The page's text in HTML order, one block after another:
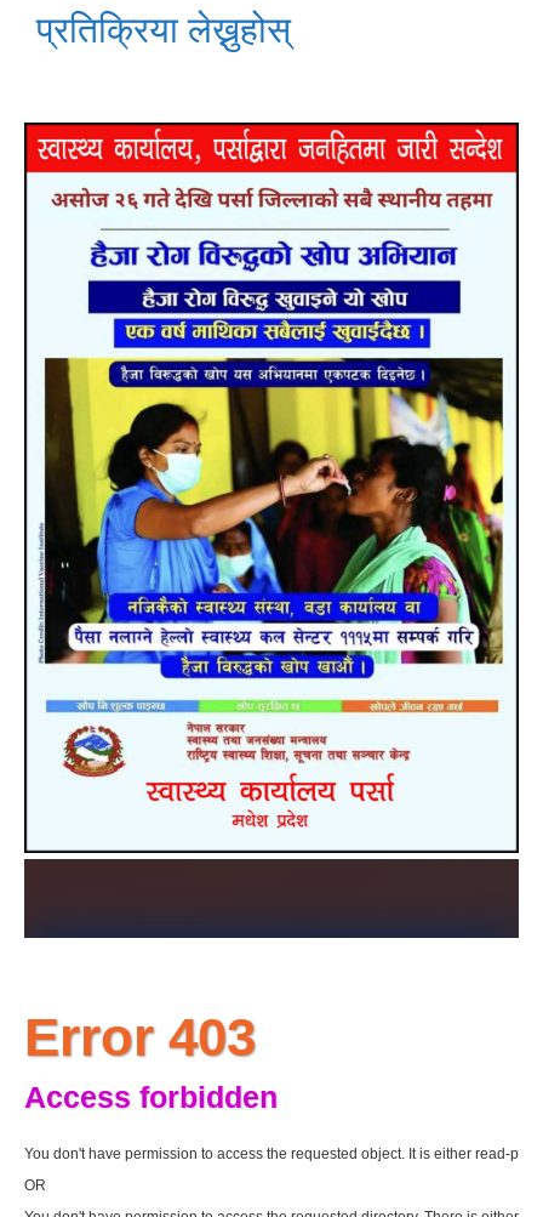
प्रतिक्रिया लेख्नुहोस्